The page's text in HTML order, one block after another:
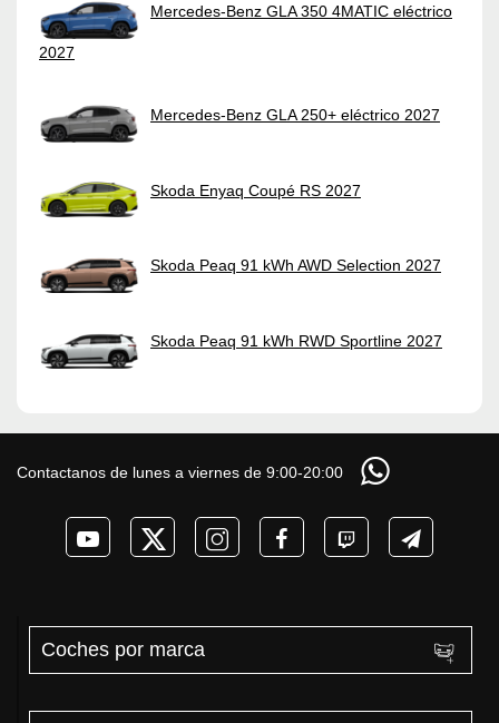
Mercedes-Benz GLA 350 4MATIC eléctrico
2027
Mercedes-Benz GLA 250+ eléctrico 2027
Skoda Enyaq Coupé RS 2027
Skoda Peaq 91 kWh AWD Selection 2027
Skoda Peaq 91 kWh RWD Sportline 2027
Contactanos de lunes a viernes de 9:00-20:00
Coches por marca